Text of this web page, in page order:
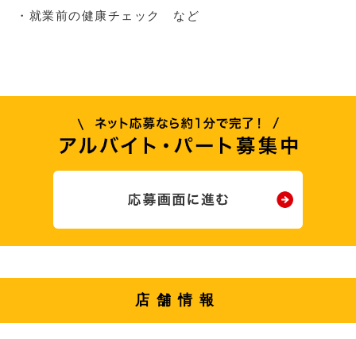
・就業前の健康チェック など
店舗情報